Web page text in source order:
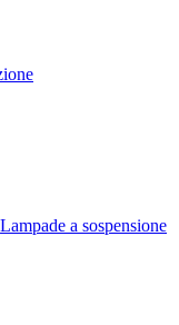
Lampade a sospensione